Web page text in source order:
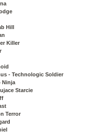
Hill
Killer
- Technologic Soldier
Ninja
Starcie
Terror